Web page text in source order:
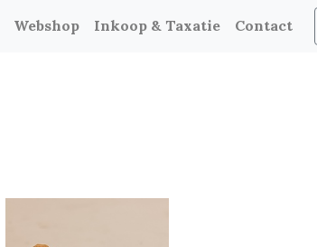
Webshop Inkoop & Taxatie Contact